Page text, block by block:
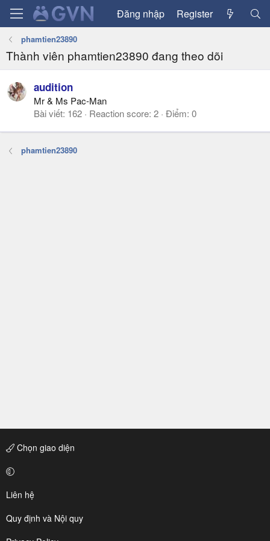
Đăng nhập Register
phamtien23890
Thành viên phamtien23890 đang theo dõi
audition
Mr & Ms Pac-Man
Bài viết 162 Reaction score 2 Điểm 0
phamtien23890
Chọn giao diện
Liên hệ
Quy định và Nội quy